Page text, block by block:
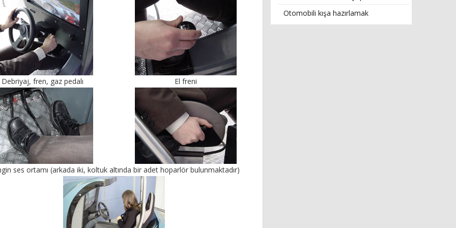
Debriyaj, fren, gaz pedalı El freni
ses ortamı (arkada iki, koltuk altında bir adet hoparlör bulunmaktadır)
Otomobili kışa hazırlamak